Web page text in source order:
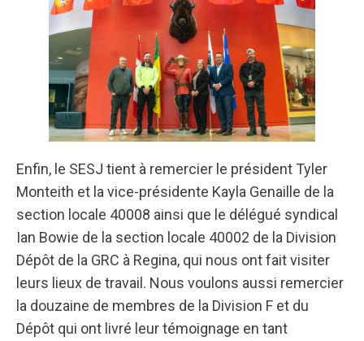
Enfin, le SESJ tient à remercier le président Tyler
Monteith et la vice-présidente Kayla Genaille de la
section locale 40008 ainsi que le délégué syndical
Ian Bowie de la section locale 40002 de la Division
Dépôt de la GRC à Regina, qui nous ont fait visiter
leurs lieux de travail. Nous voulons aussi remercier
la douzaine de membres de la Division F et du
Dépôt qui ont livré leur témoignage en tant